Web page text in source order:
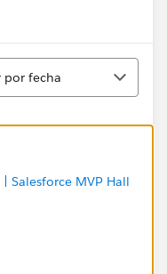
por fecha
Salesforce MVP Hall